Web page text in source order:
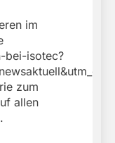
im
bei-isotec?
zum
allen